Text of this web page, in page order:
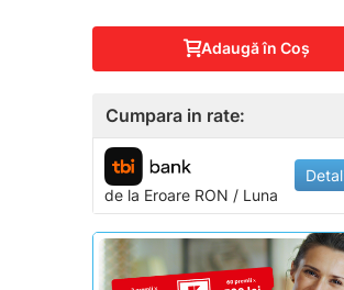
Adaugă în Coş
Cumpara in rate:
de la EroareRON / Luna